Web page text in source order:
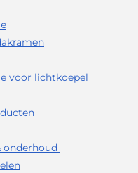
voor lichtkoepel
onderhoud